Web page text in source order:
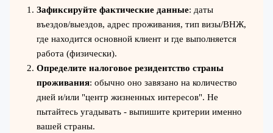
Зафиксируйте фактические данные: даты
въездов/выездов, адрес проживания, тип визы/ВНЖ,
где находится основной клиент и где выполняется
работа (физически).
Определите налоговое резидентство страны
проживания: обычно оно завязано на количество
дней и/или "центр жизненных интересов". Не
пытайтесь угадывать - выпишите критерии именно
вашей страны.